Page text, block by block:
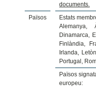
documents.
Països
Estats
Alemanya,
Dinamarca,
Finlàndia,
Irlanda,
Portugal,
Països
europeu: